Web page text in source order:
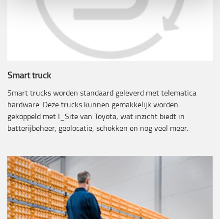
Smart truck
Smart trucks worden standaard geleverd met telematica
hardware. Deze trucks kunnen gemakkelijk worden
gekoppeld met I_Site van Toyota, wat inzicht biedt in
batterijbeheer, geolocatie, schokken en nog veel meer.